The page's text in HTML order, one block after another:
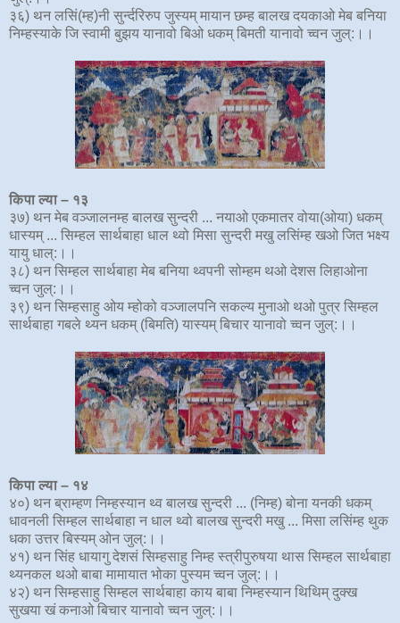
३६) थन लसिं(म्ह)नी सुर्न्दरिरुप जुस्यम् मायान छम्ह बालख दयकाओ मेब बनिया
निम्हस्याके जि स्वामी बुझय यानावो बिओ धकम् बिमती यानावो च्वन जुल्:।।
किपा ल्या – १३
३७) थन मेब वञ्जालनम्ह बालख सुन्दरी ... नयाओ एकमातर वोया(ओया) धकम्
धास्यम् ... सिम्हल सार्थबाहा धाल थ्वो मिसा सुन्दरी मखु लसिंम्ह खओ जित भक्ष्य
यायु धाल्:।।
३८) थन सिम्हल सार्थबाहा मेब बनिया थ्वपनी सोम्हम थओ देशस लिहाओना
च्वन जुल्:।।
३९) थन सिम्हसाहु ओय म्होको वञ्जालपनि सकल्य मुनाओ थओ पुत्र सिम्हल
सार्थबाहा गबले थ्यन धकम् (बिमति) यास्यम् बिचार यानावो च्वन जुल्:।।
किपा ल्या – १४
४०) थन ब्राम्हण निम्हस्यान थ्व बालख सुन्दरी ... (निम्ह) बोना यनकी धकम्
धावनली सिम्हल सार्थबाहा न धाल थ्वो बालख सुन्दरी मखु ... मिसा लसिंम्ह थुक
धका उत्तर बिस्यम् ओन जुल्:।।
४१) थन सिंह धायागु देशसं सिम्हसाहु निम्ह स्त्रीपुरुषया थास सिम्हल सार्थबाहा
थ्यनकल थओ बाबा मामायात भोका पुस्यम च्वन जुल्:।।
४२) थन सिम्हसाहु सिम्हल सार्थबाहा काय बाबा निम्हस्यान थिथिम् दुक्ख
सुखया खं कनाओ बिचार यानावो च्वन जुल्:।।